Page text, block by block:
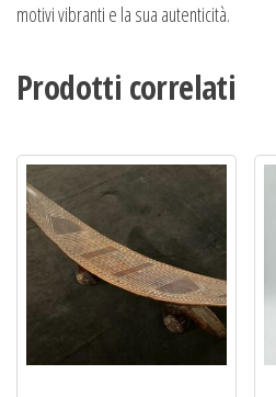
motivi vibranti e la sua autenticità.
Prodotti correlati